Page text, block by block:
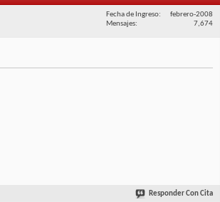
Fecha de Ingreso
febrero-2008
Mensajes
7,674
Responder Con Cita